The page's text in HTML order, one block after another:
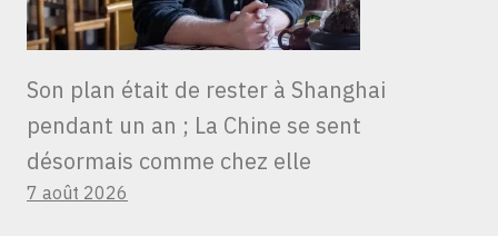
Son plan était de rester à Shanghai
pendant un an ; La Chine se sent
désormais comme chez elle
7 août 2026